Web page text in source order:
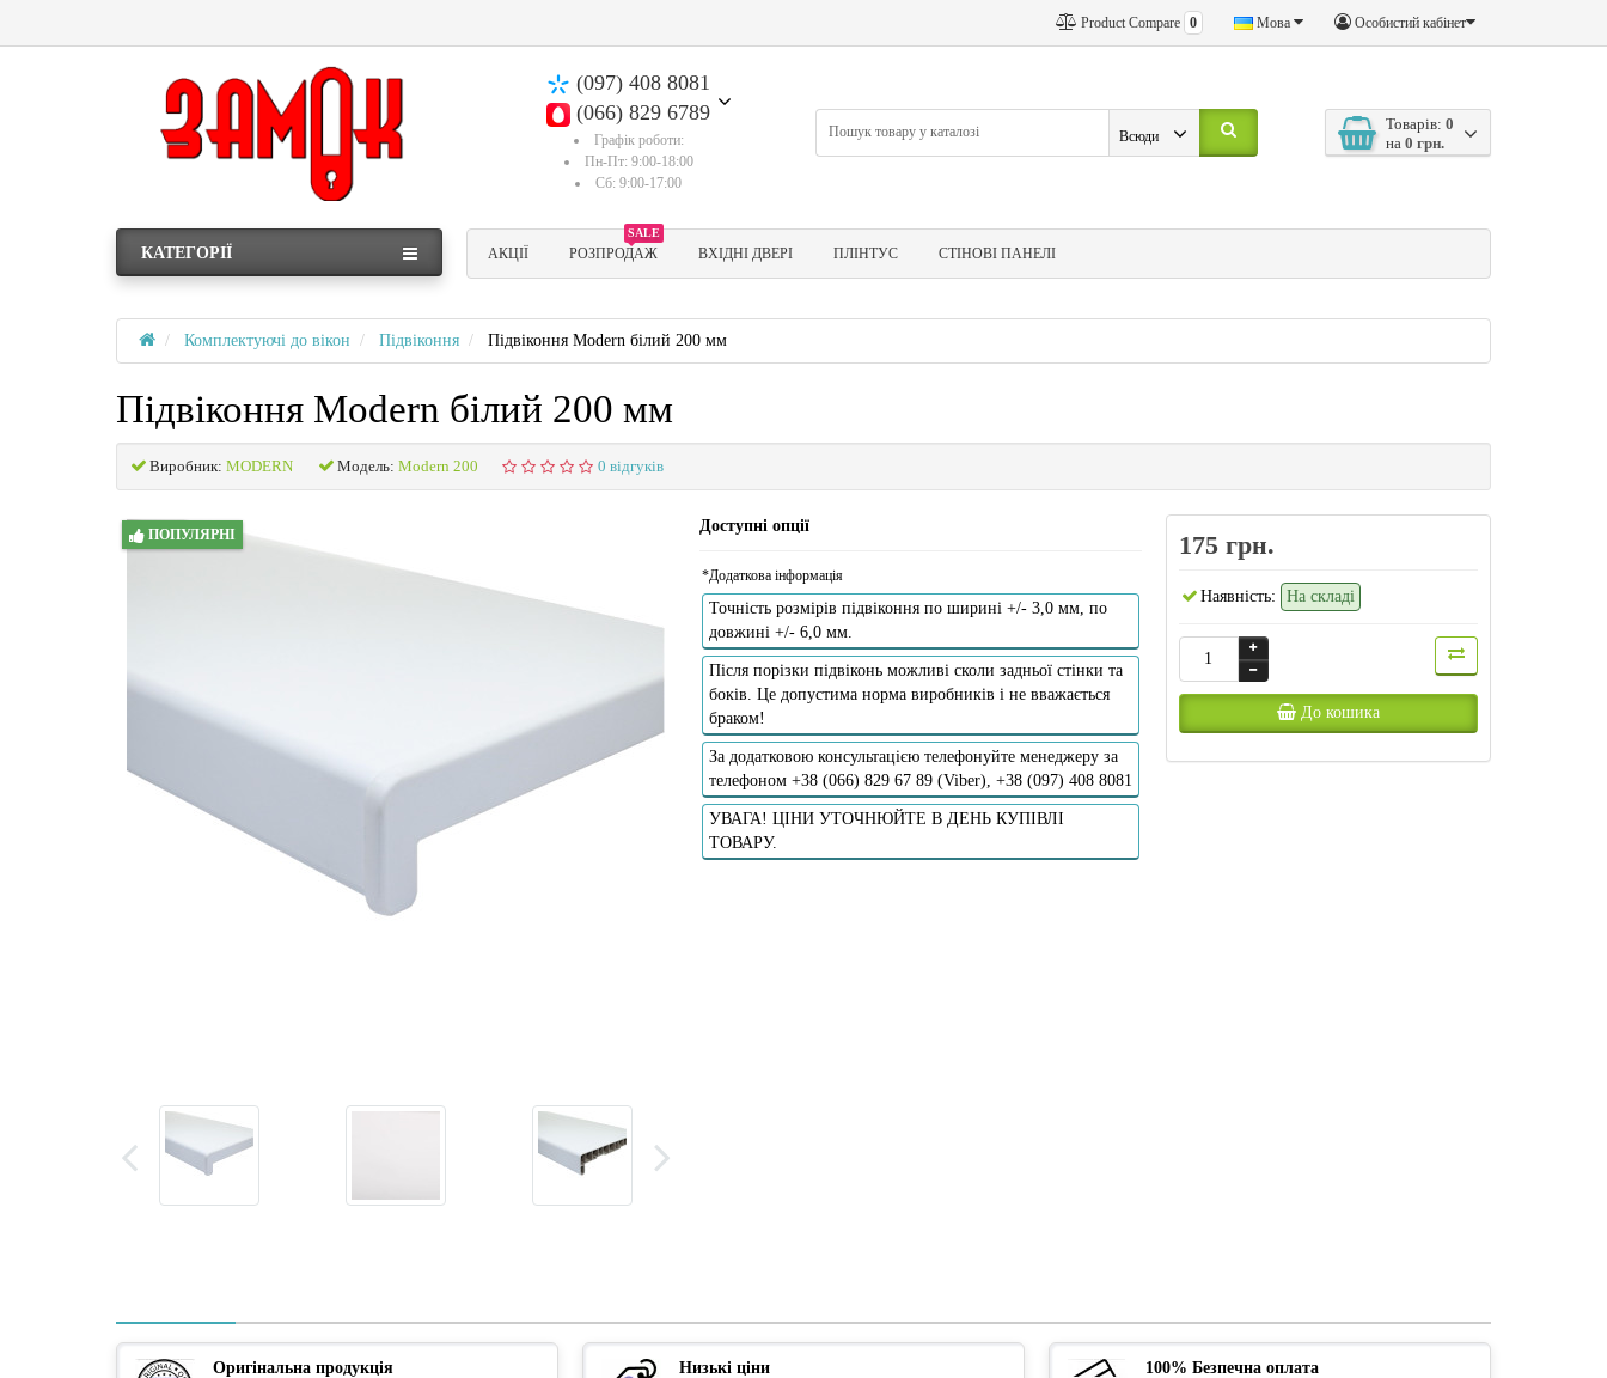
Особистий кабінет
Мова
Product Compare 0
(097) 408 8081
(066) 829 6789
Графік роботи:
Пн-Пт: 9:00-18:00
Сб: 9:00-17:00
Товарів: 0
на 0 грн.
Всюди
КАТЕГОРІЇ АКЦІЇ
SALE
РОЗПРОДАЖ ВХІДНІ ДВЕРІ ПЛІНТУС СТІНОВІ ПАНЕЛІ
Комплектуючі до вікон Підвіконня Підвіконня Modern білий 200 мм
Підвіконня Modern білий 200 мм
Виробник: MODERN Модель: Modern 200 0 відгуків
ПОПУЛЯРНІ Доступні опції
*Додаткова інформація
Точність розмірів підвіконня по ширині +/- 3,0 мм, по
довжині +/- 6,0 мм.
Після порізки підвіконь можливі сколи задньої стінки та
боків. Це допустима норма виробників і не вважається
браком!
За додатковою консультацією телефонуйте менеджеру за
телефоном +38 (066) 829 67 89 (Viber), +38 (097) 408 8081
УВАГА! ЦІНИ УТОЧНЮЙТЕ В ДЕНЬ КУПІВЛІ
ТОВАРУ.
175 грн.
Наявність: На складі
До кошика
Оригінальна продукція Низькі ціни 100% Безпечна оплата